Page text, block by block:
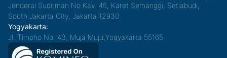
Jenderal Sudirman No.Kav. 45, Karet Semanggi, Setiabudi,
South Jakarta City, Jakarta 12930
Yogyakarta:
Jl. Timoho No. 43, Muja Muju,Yogyakarta 55165